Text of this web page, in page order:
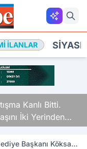
İLANLAR
Kanlı Bitti.
İki Yerinden
Başkanı Köksal'ı